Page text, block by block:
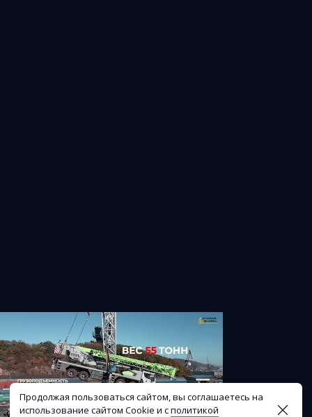
Продолжая пользоваться сайтом, вы соглашаетесь на
использование сайтом Cookie и сполитикой